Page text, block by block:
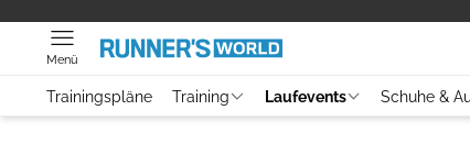
Menü
Trainingspläne Training Laufevents Schuhe &